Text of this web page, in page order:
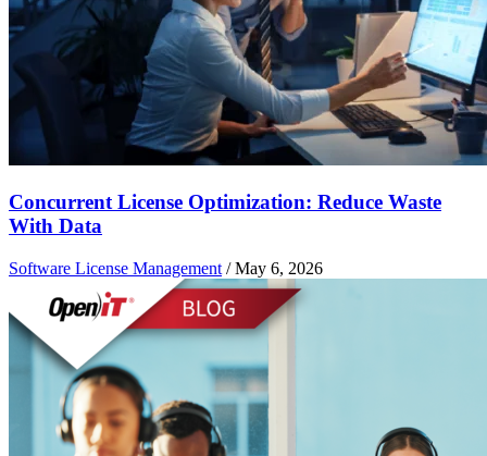
Concurrent License Optimization: Reduce Waste
With Data
Software License Management /May 6, 2026